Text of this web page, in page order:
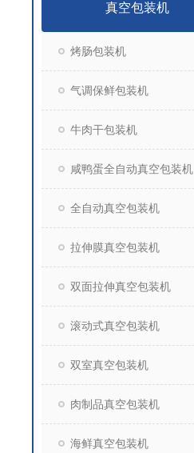
真空包装机
烤肠包装机
气调保鲜包装机
牛肉干包装机
咸鸭蛋全自动真空包装机
全自动真空包装机
拉伸膜真空包装机
双面拉伸真空包装机
滚动式真空包装机
双室真空包装机
肉制品真空包装机
海鲜真空包装机